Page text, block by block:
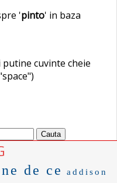
'pinto' in baza
cuvinte cheie
de ce addison